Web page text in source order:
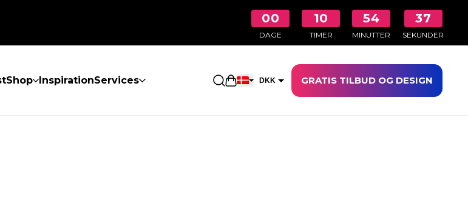
00
DAGE
10
TIMER
54
MINUTTER
36
SEKUNDER
Shop InspirationServices Åbn indkøbskurven
DKK GRATIS TILBUD OG DESIGN